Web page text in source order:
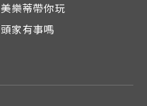
美樂蒂帶你玩
頭家有事嗎